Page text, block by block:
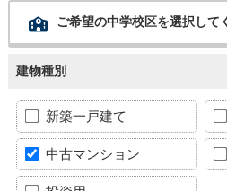
ご希望の中学校区を選択して
建物種別
新築一戸建て
中古マンション